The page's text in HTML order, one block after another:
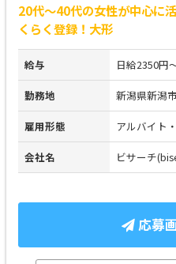
20代～40代の女性が中心に
くらく登録！大形
給与 日給2350円
勤務地 新潟県新潟
雇用形態 アルバイト
会社名 ビサーチ
応募